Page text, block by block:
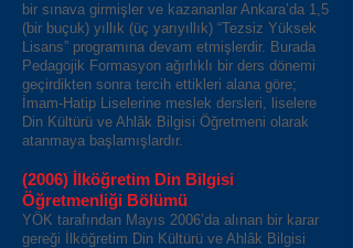
bir sınava girmişler ve kazananlar Ankara’da 1,5
(bir buçuk) yıllık (üç yarıyıllık) “Tezsiz Yüksek
Lisans” programına devam etmişlerdir. Burada
Pedagojik Formasyon ağırlıklı bir ders dönemi
geçirdikten sonra tercih ettikleri alana göre;
İmam-Hatip Liselerine meslek dersleri, liselere
Din Kültürü ve Ahlâk Bilgisi Öğretmeni olarak
atanmaya başlamışlardır.
(2006) İlköğretim Din Bilgisi
Öğretmenliği Bölümü
YÖK tarafından Mayıs 2006’da alınan bir karar
gereği İlköğretim Din Kültürü ve Ahlâk Bilgisi